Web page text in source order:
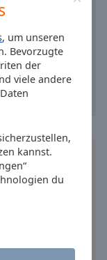
, um unseren
Bevorzugte
der
viele andere
kannst.
du
auf Ihrem
und hören
Sie immer